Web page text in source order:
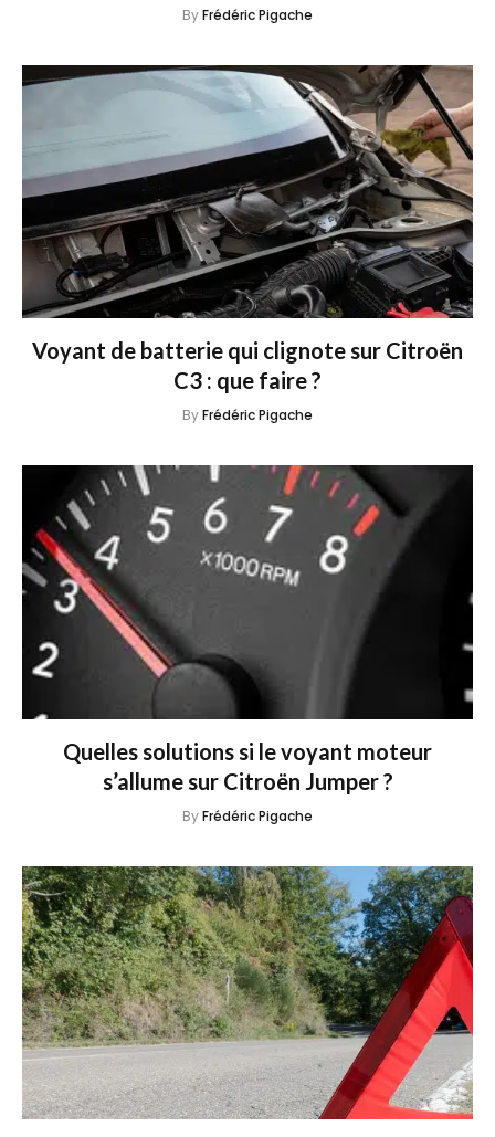
ByFrédéric Pigache
Voyant de batterie qui clignote sur Citroën
C3 : que faire ?
ByFrédéric Pigache
Quelles solutions si le voyant moteur
s’allume sur Citroën Jumper ?
ByFrédéric Pigache